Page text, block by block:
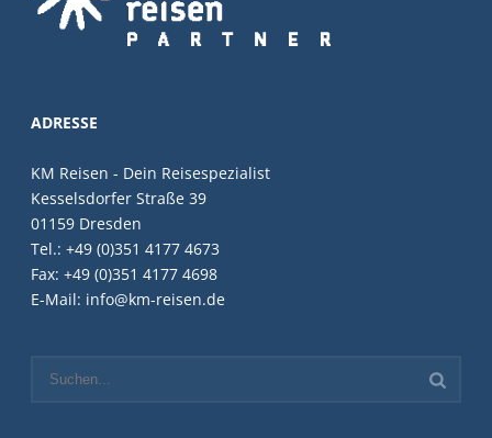
ADRESSE
KM Reisen - Dein Reisespezialist
Kesselsdorfer Straße 39
01159 Dresden
Tel.: +49 (0)351 4177 4673
Fax: +49 (0)351 4177 4698
E-Mail: info@km-reisen.de